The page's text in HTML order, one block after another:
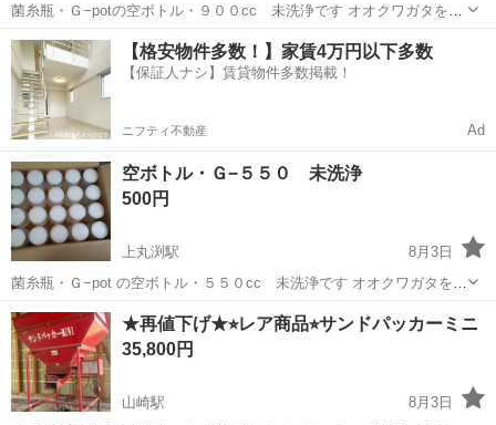
菌糸瓶・Ｇ−potの空ボトル・９００cc 未洗浄です オオクワガタをは
じめとするクワガタムシやカブトムシなど昆虫の幼虫飼育や成虫管理
にいかがでしょうか？ 価格は、１２本で５００円です(在庫・5セット)
稲沢市祖父江町界隈での...
愛知 稲沢市 上丸渕駅 その他 祖父江町
【格安物件多数！】家賃4万円以下多数
【保証人ナシ】賃貸物件多数掲載！
ニフティ不動産 Ad
空ボトル・Ｇ−５５０ 未洗浄
500円
上丸渕駅
8月3日
菌糸瓶・Ｇ−pot の空ボトル・５５０cc 未洗浄です オオクワガタをは
じめとするクワガタムシやカブトムシなど昆虫の幼虫飼育、成虫管理
にいかがでしょうか？ ケース単位(２０本)でお譲りします 価格は１ケ
ースで５００円です(在...
愛知 稲沢市 上丸渕駅 祖父江町
★再値下げ★⭐︎レア商品⭐︎サンドパッカーミニ
35,800円
山崎駅
8月3日